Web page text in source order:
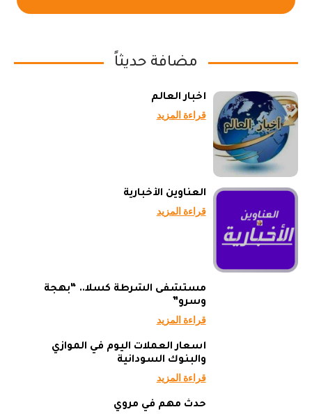
مضافة حديثاً
أخبار العالم
قراءة المزيد
العناوين الأخبارية
قراءة المزيد
مستشفى الشرطة كسلا.. “بهجة
وسرو”
قراءة المزيد
أسعار العملات اليوم في الموازي
والبنوك السودانية
قراءة المزيد
حدث مهم في مروي